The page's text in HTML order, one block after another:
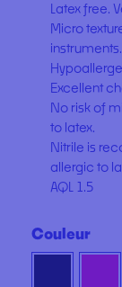
Latex free.
Micro
instruments.
Excellent
No risk of
to latex.
Nitrile is
allergic to
AQL 1.5
Couleur